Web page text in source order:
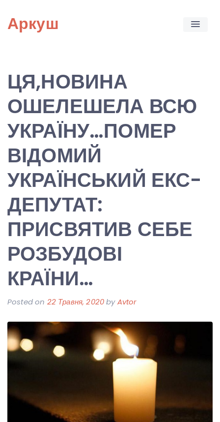
content
Аркуш
ЦЯ,НОВИНА
ОШЕЛЕШЕЛА ВСЮ
УКРАЇНУ…ПОМЕР
ВІДОМИЙ
УКРАЇНСЬКИЙ ЕКС-
ДЕПУТАТ:
ПРИСВЯТИВ СЕБЕ
РОЗБУДОВІ
КРАЇНИ…
Posted on 22 Травня, 2020byAvtor